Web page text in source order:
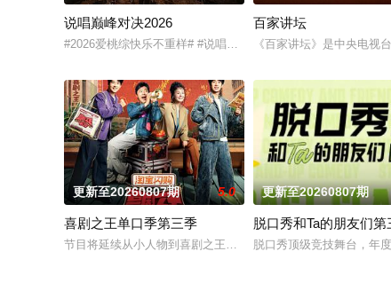
说唱巅峰对决2026
#2026爱桃综快乐不重样# #说唱十周年巅峰对决#全新升级归
百家讲坛
《百家讲坛》是中央电视
更新至20260807期 5.0
喜剧之王单口季第三季
节目将延续从小人物到喜剧之王的故事，汇聚来自全国各地脱
更新至20260807期
脱口秀和Ta的朋友们第
脱口秀顶级竞技舞台，年